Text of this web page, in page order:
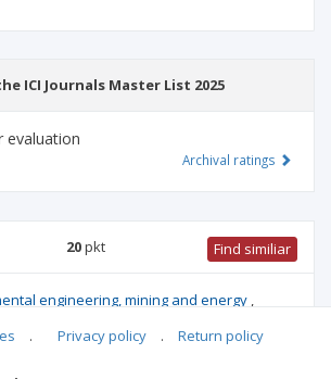
ICI Journals Master List 2025
Archival ratings
20pkt Find similiar
engineering, mining and energy ,
economic geography and spatial
. Privacy policy . Return policy